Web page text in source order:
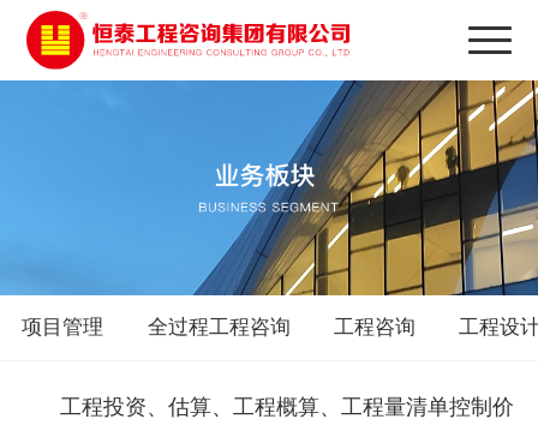
项目管理 全过程工程咨询 工程咨询 工程设
工程投资、估算、工程概算、工程量清单控制价